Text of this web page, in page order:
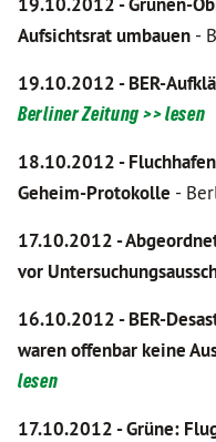
Aufsichtsrat umbauen -
19.10.2012 - BER-
Berliner Zeitung >> lesen
18.10.2012 -
Geheim-Protokolle -
17.10.2012 -
vor
16.10.2012 - BER-
waren offenbar keine
lesen
17.10.2012 - Grüne: